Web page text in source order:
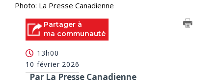
Photo: La Presse Canadienne
Partager à
ma communauté
13h00
10 février 2026
Par La Presse Canadienne